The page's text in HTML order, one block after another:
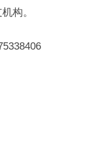
构。